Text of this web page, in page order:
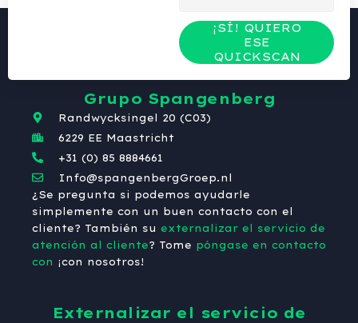
¡SÍ! QUIERO
ESE
QUICKSCAN
Grupo Spangenberg
Randwycksingel 20 (C03)
6229 EE Maastricht
+31 (0) 85 8884661
Info@spangenbergGroep.nl
¿Se pregunta si podemos ayudarle
simplemente con un buen contacto con el
cliente? También su externalizar el servicio de
atención al cliente? Tome póngase en contacto
con ¡con nosotros!
Externalizar el servicio de